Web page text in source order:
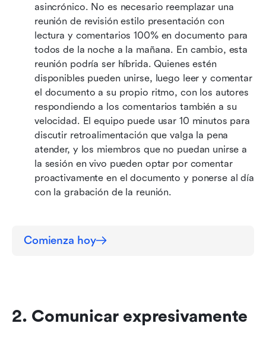
asincrónico. No es necesario reemplazar una
reunión de revisión estilo presentación con
lectura y comentarios 100% en documento para
todos de la noche a la mañana. En cambio, esta
reunión podría ser híbrida. Quienes estén
disponibles pueden unirse, luego leer y comentar
el documento a su propio ritmo, con los autores
respondiendo a los comentarios también a su
velocidad. El equipo puede usar 10 minutos para
discutir retroalimentación que valga la pena
atender, y los miembros que no puedan unirse a
la sesión en vivo pueden optar por comentar
proactivamente en el documento y ponerse al día
con la grabación de la reunión.
Comienza hoy
2. Comunicar expresivamente